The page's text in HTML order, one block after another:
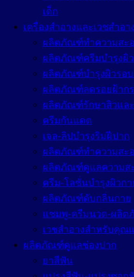
เด็ก
เครื่องสำอางและเวชสำอา
ผลิตภัณฑ์ทำความสะ
ผลิตภัณฑ์ครีมบำรุงผิ
ผลิตภัณฑ์บำรุงผิวรอบ
ผลิตภัณฑ์ลดรอยฝ้าก
ผลิตภัณฑ์รักษาสิวแล
ครีมกันแดด
เจล-ลิปบำรุงริมฝีปาก
ผลิตภัณฑ์ทำความสะ
ผลิตภัณฑ์ดูแลความส
ครีม-โลชั่นบำรุงผิวก
ผลิตภัณฑ์ดับกลิ่นกาย
แชมพู-ครีมนวด-ผลิต
เวชสำอางสำหรับคุณ
ผลิตภัณฑ์ดูแลช่องปาก
ยาสีฟัน